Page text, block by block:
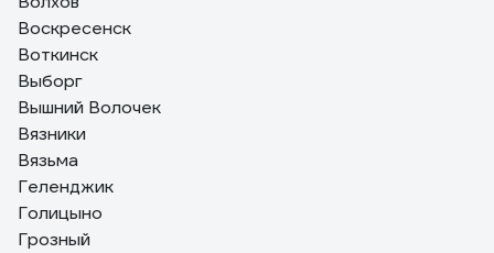
Воскресенск
Воткинск
Выборг
Вышний Волочек
Вязники
Вязьма
Геленджик
Голицыно
Грозный